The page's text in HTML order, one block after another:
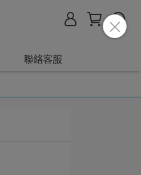
聯絡客服